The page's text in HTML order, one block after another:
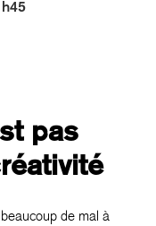
pas
de mal à